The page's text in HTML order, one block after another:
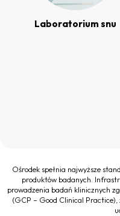
Laboratorium snu
Ośrodek spełnia najwyższe
produktów badanych.
prowadzenia badań klinicznych
(GCP – Good Clinical